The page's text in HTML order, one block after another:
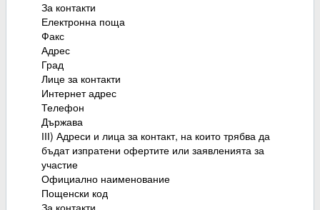
За контакти
Електронна поща
Факс
Адрес
Град
Лице за контакти
Интернет адрес
Телефон
Държава
ІІІ) Адреси и лица за контакт, на които трябва да
бъдат изпратени офертите или заявленията за
участие
Официално наименование
Пощенски код
За контакти